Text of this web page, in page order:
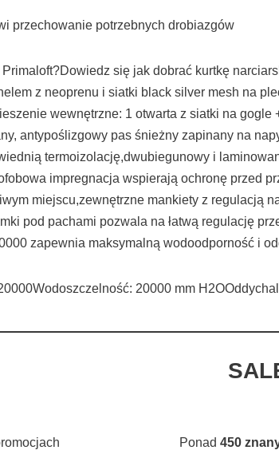
przechowanie potrzebnych drobiazgów
się jak dobrać kurtkę
z neoprenu i siatki black silver mesh na
wewnętrzne: 1 otwarta z siatki na
antypoślizgowy pas śnieżny zapinany na
termoizolację,dwubiegunowy i
impregnacja wspierają ochronę przed
miejscu,zewnętrzne mankiety z regulacją
pod pachami pozwala na łatwą regulację
zapewnia maksymalną wodoodporność i
20000 mm
Ponad 450